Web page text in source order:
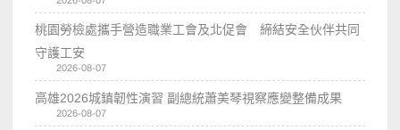
桃園勞檢處攜手營造職業工會及北促會 締結安全伙伴共同
守護工安
2026-08-07
高雄2026城鎮韌性演習 副總統蕭美琴視察應變整備成果
2026-08-07